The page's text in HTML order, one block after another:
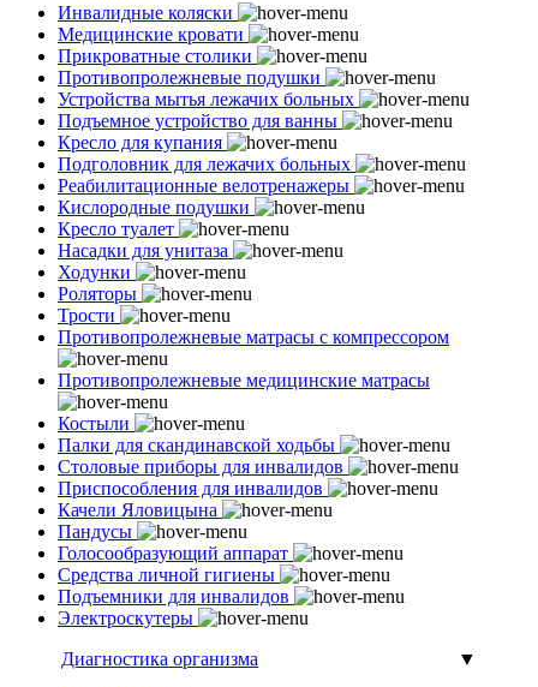
Инвалидные коляски
Медицинские кровати
Прикроватные столики
Противопролежневые подушки
Устройства мытья лежачих больных
Подъемное устройство для ванны
Кресло для купания
Подголовник для лежачих больных
Реабилитационные велотренажеры
Кислородные подушки
Кресло туалет
Насадки для унитаза
Ходунки
Роляторы
Трости
Противопролежневые матрасы с компрессором
Противопролежневые медицинские матрасы
Костыли
Палки для скандинавской ходьбы
Столовые приборы для инвалидов
Приспособления для инвалидов
Качели Яловицына
Пандусы
Голосообразующий аппарат
Средства личной гигиены
Подъемники для инвалидов
Электроскутеры
Диагностика организма
▼